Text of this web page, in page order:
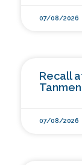
07/08/2026
Recall
07/08/2026